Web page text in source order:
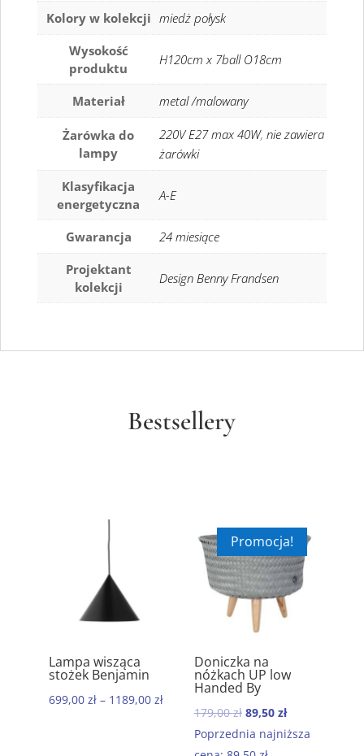
Kolory w kolekcji miedż połysk
Wysokość
produktu
H120cm x 7ball O18cm
Materiał metal /malowany
Żarówka do
lampy
220V E27 max 40W, nie zawiera
żarówki
Klasyfikacja
energetyczna
A-E
Gwarancja
24 miesiące
Projektant
kolekcji
Design Benny Frandsen
Bestsellery
5.00
Lampa wisząca
stożek Benjamin
699,00 zł– 1189,00 zł
Promocja!
5.00
Doniczka na
nóżkach UP low
Handed By
179,00zł Pierwotna
cena
89,50 złAktualna
cena
Poprzednia najniższa